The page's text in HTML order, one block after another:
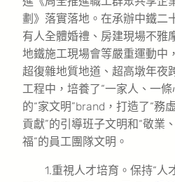
劃》落實落地。在承辦中鐵二
有人全體婚禮、房建現場不雅
地鐵施工現場會等嚴重運動中
超復雜地質地道、超高墩年夜
工程中，培養了“一家人、一
的“家文明”brand，打造了“務
貢獻”的引導班子文明和“敬業
福”的員工團隊文明。
1.重視人才培育。保持“人